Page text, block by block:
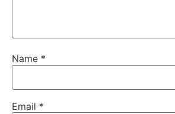
Name *
Email *